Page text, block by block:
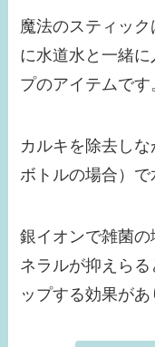
魔法のスティッ
に水道水と一緒
プのアイテムです
カルキを除去し
ボトルの場合）で
銀イオンで雑菌の
ネラルが抑えら
ップする効果があ